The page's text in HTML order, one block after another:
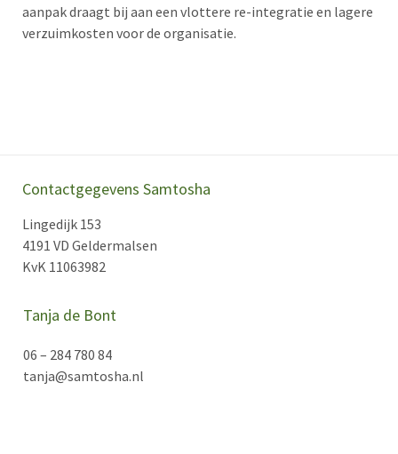
aanpak draagt bij aan een vlottere re-integratie en lagere
verzuimkosten voor de organisatie.
Contactgegevens Samtosha
Lingedijk 153
4191 VD Geldermalsen
KvK 11063982
Tanja de Bont
06 – 284 780 84
tanja@samtosha.nl